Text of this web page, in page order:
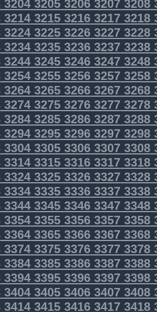
32043205320632073208
32143215321632173218
32243225322632273228
32343235323632373238
32443245324632473248
32543255325632573258
32643265326632673268
32743275327632773278
32843285328632873288
32943295329632973298
33043305330633073308
33143315331633173318
33243325332633273328
33343335333633373338
33443345334633473348
33543355335633573358
33643365336633673368
33743375337633773378
33843385338633873388
33943395339633973398
34043405340634073408
34143415341634173418